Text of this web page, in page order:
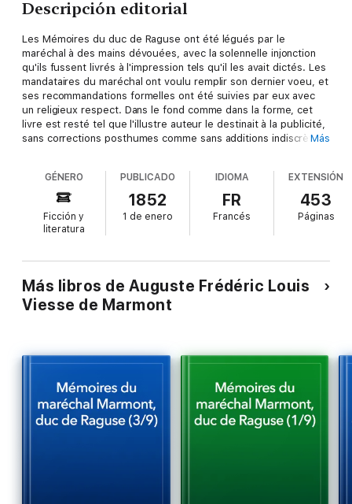
Descripción editorial
Les Mémoires du duc de Raguse ont été légués par le
maréchal à des mains dévouées, avec la solennelle injonction
qu'ils fussent livrés à l'impression tels qu'il les avait dictés. Les
mandataires du maréchal ont voulu remplir son dernier voeu, et
ses recommandations formelles ont été suivies par eux avec
un religieux respect. Dans le fond comme dans la forme, cet
livre est resté tel que l'illustre auteur le destinait à la publicité,
sans corrections posthumes comme sans additions indiscrètes.
Mémoires, qu'il a continués jusqu'à son dernier jour. Il a jugé
avec une liberté digne, avec son impartialité propre et à sa
façon, les événements et les hommes de son temps. "Jai
l'intention, dit-il, d'écrire ce que j'ai fait, ce que j'ai vu, et je ne
dépasserai pas ces limites indiquées par la raison et posées
connu cet homme remarquable croiront encore l'entendre
parler. Chaque volume est accompagné de fragments de
correspondance et des pièces justificatives, témoignages
jours.
Más
GÉNERO
Ficción y
literatura
PUBLICADO
1852
1 de enero
IDIOMA
FR
Francés
EXTENSIÓN
453
Páginas
Más libros de Auguste Frédéric Louis
Viesse de Marmont